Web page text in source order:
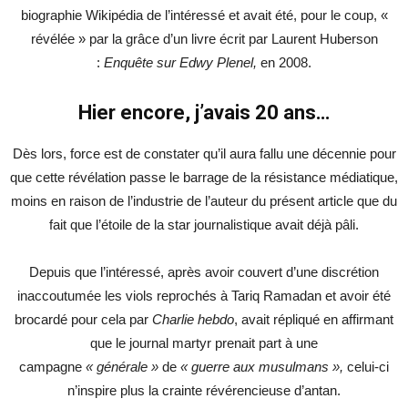
biographie Wikipédia de l’intéressé et avait été, pour le coup, «
révélée » par la grâce d’un livre écrit par Laurent Huberson
: Enquête sur Edwy Plenel, en 2008.
Hier encore, j’avais 20 ans…
Dès lors, force est de constater qu’il aura fallu une décennie pour
que cette révélation passe le barrage de la résistance médiatique,
moins en raison de l’industrie de l’auteur du présent article que du
fait que l’étoile de la star journalistique avait déjà pâli.
Depuis que l’intéressé, après avoir couvert d’une discrétion
inaccoutumée les viols reprochés à Tariq Ramadan et avoir été
brocardé pour cela par Charlie hebdo, avait répliqué en affirmant
que le journal martyr prenait part à une
campagne « générale » de « guerre aux musulmans », celui-ci
n’inspire plus la crainte révérencieuse d’antan.